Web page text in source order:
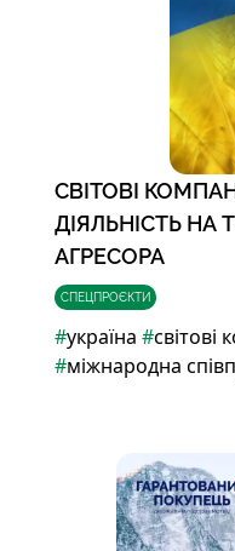
СПЕЦПРОЄКТИ
СВІТОВІ
ДІЯЛЬНІСТЬ НА
АГРЕСОРА
#україна #світові
#міжнародна